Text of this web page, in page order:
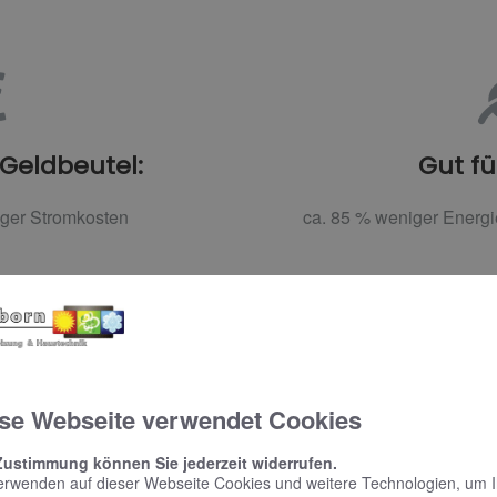
Stromkosten
Gut
ca. 85 % weniger
AUF EINEN BLICK
Abgleich – zwei Investitionen, die sich lohnen
sind unkompliziert und ohne
Webseite verwendet Cookies
können Sie jederzeit widerrufen.
auf dieser Webseite Cookies und weitere Technologien, um